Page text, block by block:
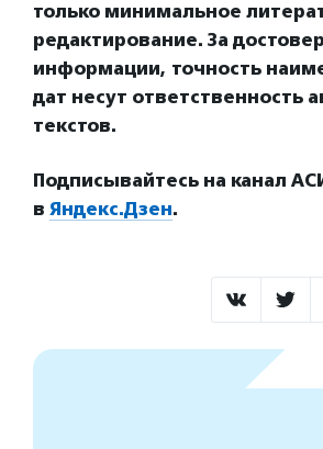
только минимальное
редактирование. За
информации, точность
дат несут ответственность
текстов.
Подписывайтесь на канал
в Яндекс.Дзен.